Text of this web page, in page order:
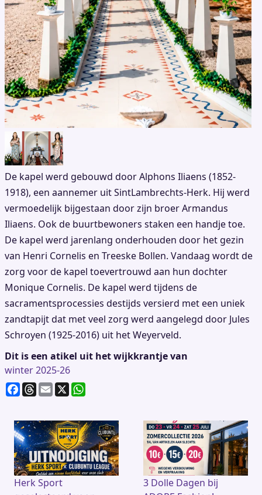
De kapel werd gebouwd door Alphons Iliaens (1852-
1918), een aannemer uit SintLambrechts-Herk. Hij werd
vermoedelijk bijgestaan door zijn broer Armandus
Iliaens. Ook de buurtbewoners staken een handje toe.
De kapel werd jarenlang onderhouden door het gezin
van Henri Cornelis en Treeske Bollen. Vandaag wordt de
zorg voor de kapel toevertrouwd aan hun dochter
Monique Cornelis. De kapel werd tijdens de
sacramentsprocessies destijds versierd met een uniek
zandtapijt dat met veel zorg werd aangelegd door Jules
Schroyen (1925-2016) uit het Weyerveld.
Dit is een atikel uit het wijkkrantje van
winter 2025-26
F
a
e
b
o
o
k
T
h
a
d
s
E
m
l
X
s
A
p
p
Herk Sport
3 Dolle Dagen bij